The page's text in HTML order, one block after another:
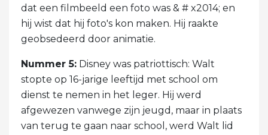
dat een filmbeeld een foto was & # x2014; en
hij wist dat hij foto's kon maken. Hij raakte
geobsedeerd door animatie.
Nummer 5: Disney was patriottisch: Walt
stopte op 16-jarige leeftijd met school om
dienst te nemen in het leger. Hij werd
afgewezen vanwege zijn jeugd, maar in plaats
van terug te gaan naar school, werd Walt lid